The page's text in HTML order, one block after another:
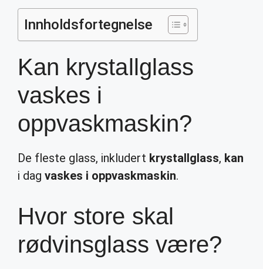
Innholdsfortegnelse
Kan krystallglass
vaskes i
oppvaskmaskin?
De fleste glass, inkludert krystallglass, kan
i dagvaskes i oppvaskmaskin.
Hvor store skal
rødvinsglass være?